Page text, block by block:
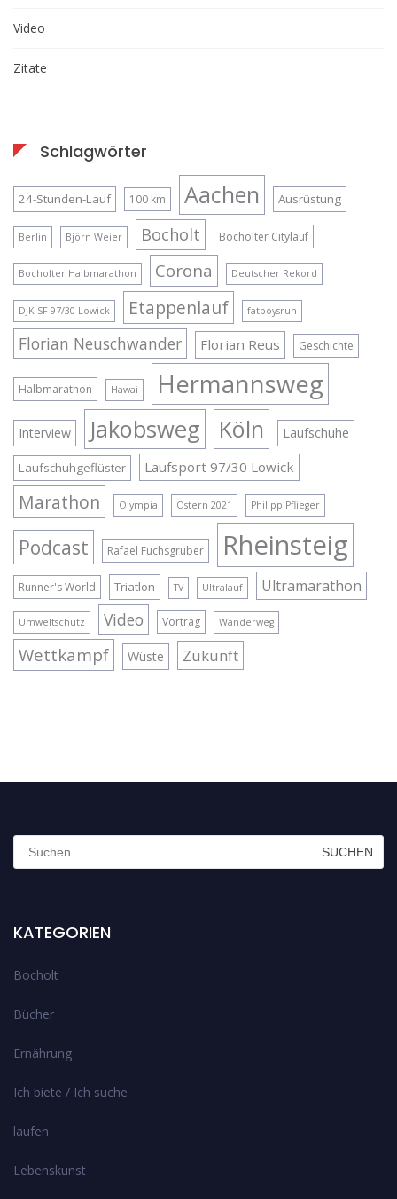
Video
Zitate
Schlagwörter
24-Stunden-Lauf 100 km Aachen Ausrüstung
Berlin Björn Weier Bocholt Bocholter Citylauf
Bocholter Halbmarathon Corona Deutscher Rekord
DJK SF 97/30 Lowick Etappenlauf fatboysrun
Florian Neuschwander Florian Reus Geschichte
Halbmarathon Hawai Hermannsweg
Interview Jakobsweg Köln Laufschuhe
Laufschuhgeflüster Laufsport 97/30 Lowick
Marathon Olympia Ostern 2021 Philipp Pflieger
Podcast Rafael Fuchsgruber Rheinsteig
Runner's World Triatlon TV Ultralauf Ultramarathon
Umweltschutz Video Vortrag Wanderweg
Wettkampf Wüste Zukunft
Suchen
nach:
KATEGORIEN
Bocholt
Bücher
Ernährung
Ich biete / Ich suche
laufen
Lebenskunst